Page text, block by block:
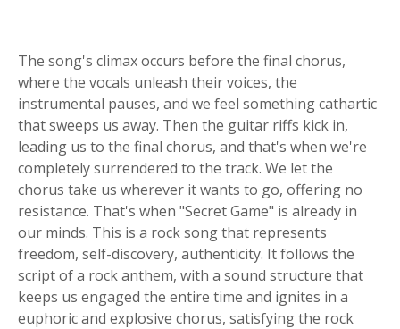
The song's climax occurs before the final chorus,
where the vocals unleash their voices, the
instrumental pauses, and we feel something cathartic
that sweeps us away. Then the guitar riffs kick in,
leading us to the final chorus, and that's when we're
completely surrendered to the track. We let the
chorus take us wherever it wants to go, offering no
resistance. That's when "Secret Game" is already in
our minds. This is a rock song that represents
freedom, self-discovery, authenticity. It follows the
script of a rock anthem, with a sound structure that
keeps us engaged the entire time and ignites in a
euphoric and explosive chorus, satisfying the rock